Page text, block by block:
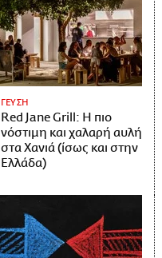
ΓΕΥΣΗ
Red Jane Grill: Η πιο
νόστιμη και χαλαρή αυλή
στα Χανιά (ίσως και στην
Ελλάδα)